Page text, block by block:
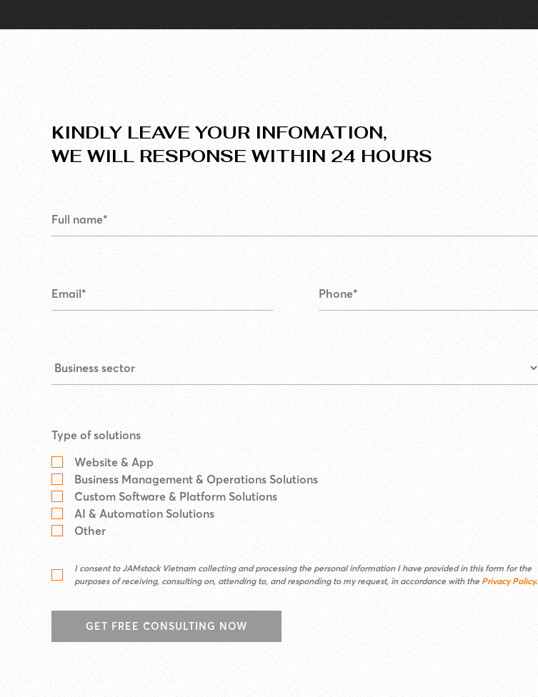
KINDLY LEAVE YOUR INFOMATION,
WE WILL RESPONSE WITHIN 24 HOURS
Type of solutions
Website & App
Business Management & Operations Solutions
Custom Software & Platform Solutions
AI & Automation Solutions
Other
I consent to JAMstack Vietnam collecting and processing the personal information I have provided in this form for the
purposes of receiving, consulting on, attending to, and responding to my request, in accordance with the Privacy Policy.
GET FREE CONSULTING NOW